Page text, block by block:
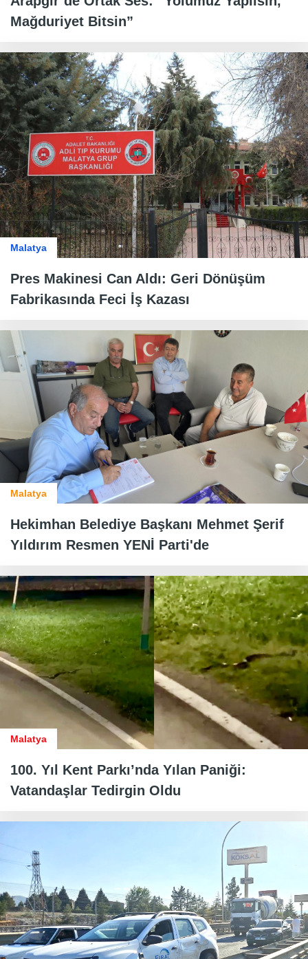
Mağduriyet Bitsin”
Malatya
Pres Makinesi Can Aldı: Geri Dönüşüm
Fabrikasında Feci İş Kazası
Malatya
Hekimhan Belediye Başkanı Mehmet Şerif
Yıldırım Resmen YENİ Parti'de
Malatya
100. Yıl Kent Parkı’nda Yılan Paniği:
Vatandaşlar Tedirgin Oldu